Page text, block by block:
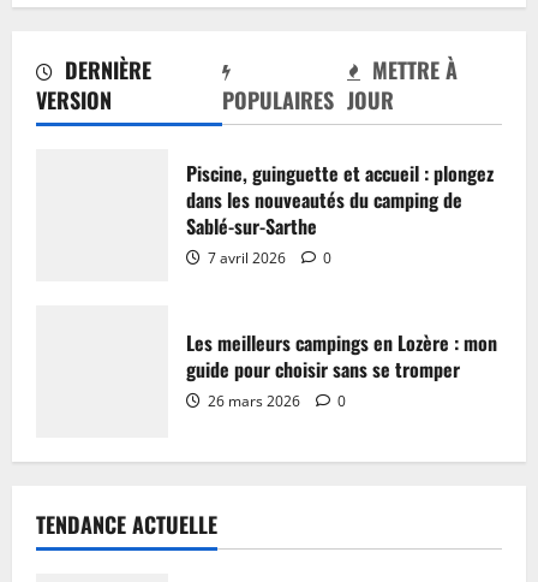
DERNIÈRE
VERSION
POPULAIRES
METTRE À
JOUR
Piscine, guinguette et accueil : plongez
dans les nouveautés du camping de
Sablé-sur-Sarthe
7 avril 2026 0
Les meilleurs campings en Lozère : mon
guide pour choisir sans se tromper
26 mars 2026 0
TENDANCE ACTUELLE